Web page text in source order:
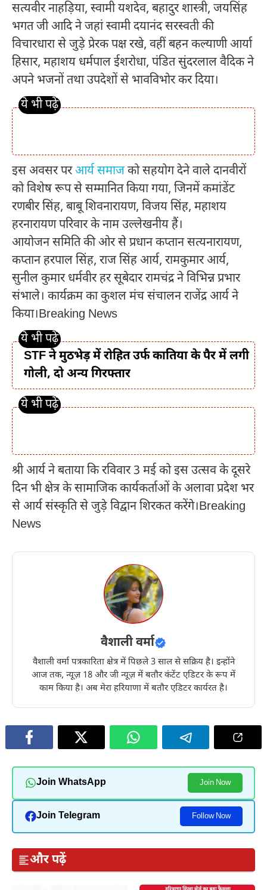
सत्यवीर नाहड़िया, स्वामी यशदेव, बहादुर शास्त्री, जयसिंह
भगत जी आदि ने जहां स्वामी दयानंद सरस्वती की
विचारधारा से जुड़े प्रेरक पक्ष रखे, वहीं बहन कल्याणी आर्या
हिसार, महाशय धर्मपाल ईशरोधा, पंडित सुंदरलाल वैदिक ने
अपने भजनों तथा उपदेशों से भावविभोर कर दिया।
इस अवसर परआर्य समाजको सहयोग देने वाले दानवीरों
को विशेष रूप से सम्मानित किया गया, जिनमें कमांडेंट
रणबीर सिंह, बाबू शिवनारायण, विजय सिंह, महाशय
हरनारायण परिवार के नाम उल्लेखनीय हैं।
आयोजन समिति की ओर से प्रधान कप्तान सत्यनारायण,
कप्तान हरपाल सिंह, राज सिंह आर्य, रामकुमार आर्य,
सुनील कुमार धर्मवीर हर सूबेदार रामचंद्र ने विभिन्न प्रभार
संभाले। कार्यक्रम का कुशल मंच संचालन राजेंद्र आर्य ने
किया।Breaking News
STF ने मुठभेड़ में रोहित उर्फ कातिया के पैर में लगी
गोली, दो अन्य गिरफ्तार
श्री आर्य ने बताया कि रविवार 3 मई को इस उत्सव के दूसरे
दिन भी क्षेत्र के सामाजिक कार्यकर्ताओं के अलावा प्रदेश भर
से आर्य संस्कृति से जुड़े विद्वान शिरकत करेंगे।Breaking
News
वैशाली वर्मा
वैशाली वर्मा पत्रकारिता क्षेत्र में पिछले 3 साल से सक्रिय है। इन्होंने
आज तक, न्यूज़ 18 और जी न्यूज़ में बतौर कंटेंट एडिटर के रूप में
काम किया है। अब मेरा हरियाणा में बतौर एडिटर कार्यरत है।
Join WhatsApp Join Now
Join Telegram Follow Now
और पढ़ें